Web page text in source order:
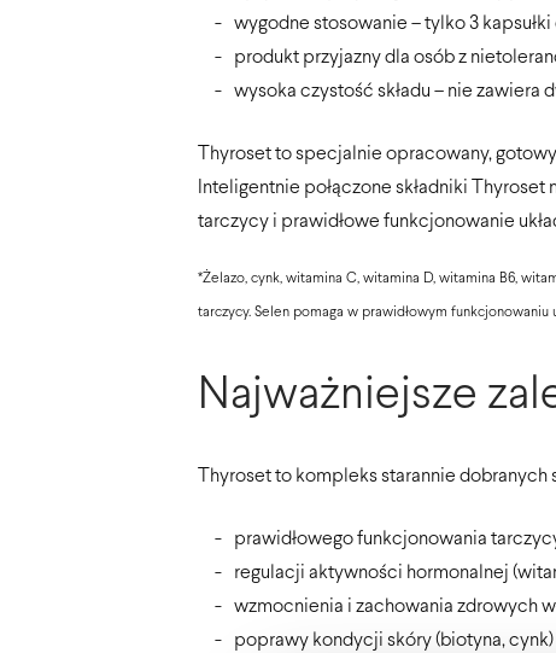
wygodne stosowanie – tylko 3
produkt przyjazny dla osób z
wysoka czystość składu – nie zawiera
Thyroset to specjalnie opracowany,
Inteligentnie połączone składniki
tarczycy i prawidłowe funkcjonowanie
*Żelazo, cynk, witamina C, witamina D, witamina B6,
tarczycy. Selen pomaga w prawidłowym funkcjonowaniu
Najważniejsze
Thyroset to kompleks starannie
prawidłowego funkcjonowania
regulacji aktywności hormonalnej
wzmocnienia i zachowania zdrowych
poprawy kondycji skóry (biotyna, cynk)